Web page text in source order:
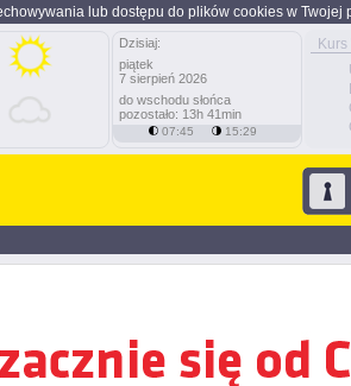
lub dostępu do plików cookies w Twojej
Kurs
Dzisiaj:
piątek
7 sierpień 2026
do wschodu słońca
pozostało: 13h 41min
07:45 15:29